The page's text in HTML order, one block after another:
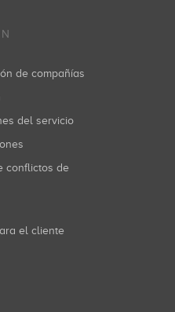
de compañías
del servicio
el cliente